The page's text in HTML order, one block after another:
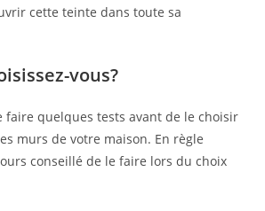
cette teinte dans toute sa
vous?
faire quelques tests avant de le choisir
murs de votre maison. En règle
conseillé de le faire lors du choix